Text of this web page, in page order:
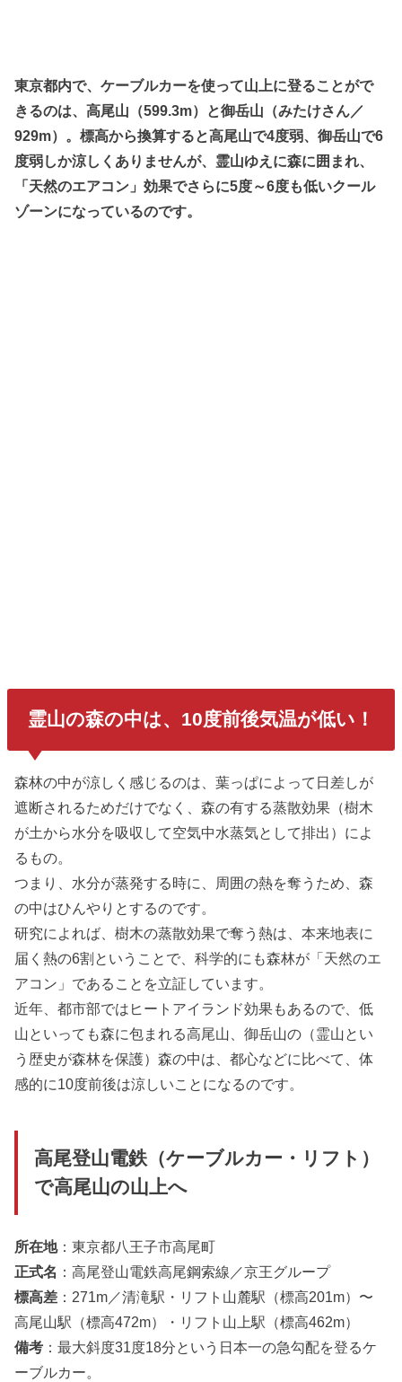
東京都内で、ケーブルカーを使って山上に登ることがで
きるのは、高尾山（599.3m）と御岳山（みたけさん／
929m）。標高から換算すると高尾山で4度弱、御岳山で6
度弱しか涼しくありませんが、霊山ゆえに森に囲まれ、
「天然のエアコン」効果でさらに5度～6度も低いクール
ゾーンになっているのです。
霊山の森の中は、10度前後気温が低い！
森林の中が涼しく感じるのは、葉っぱによって日差しが
遮断されるためだけでなく、森の有する蒸散効果（樹木
が土から水分を吸収して空気中水蒸気として排出）によ
るもの。
つまり、水分が蒸発する時に、周囲の熱を奪うため、森
の中はひんやりとするのです。
研究によれば、樹木の蒸散効果で奪う熱は、本来地表に
届く熱の6割ということで、科学的にも森林が「天然のエ
アコン」であることを立証しています。
近年、都市部ではヒートアイランド効果もあるので、低
山といっても森に包まれる高尾山、御岳山の（霊山とい
う歴史が森林を保護）森の中は、都心などに比べて、体
感的に10度前後は涼しいことになるのです。
高尾登山電鉄（ケーブルカー・リフト）
で高尾山の山上へ
所在地：東京都八王子市高尾町
正式名 ：高尾登山電鉄高尾鋼索線／京王グループ
標高差 ：271m／清滝駅・リフト山麓駅（標高201m）〜
高尾山駅（標高472m）・リフト山上駅（標高462m）
備考 ：最大斜度31度18分という日本一の急勾配を登るケ
ーブルカー。